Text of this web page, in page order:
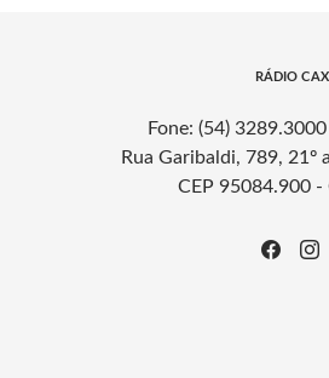
RÁDIO
Fone: (54)
Rua Garibaldi, 789, 21º
CEP 95084.900 -